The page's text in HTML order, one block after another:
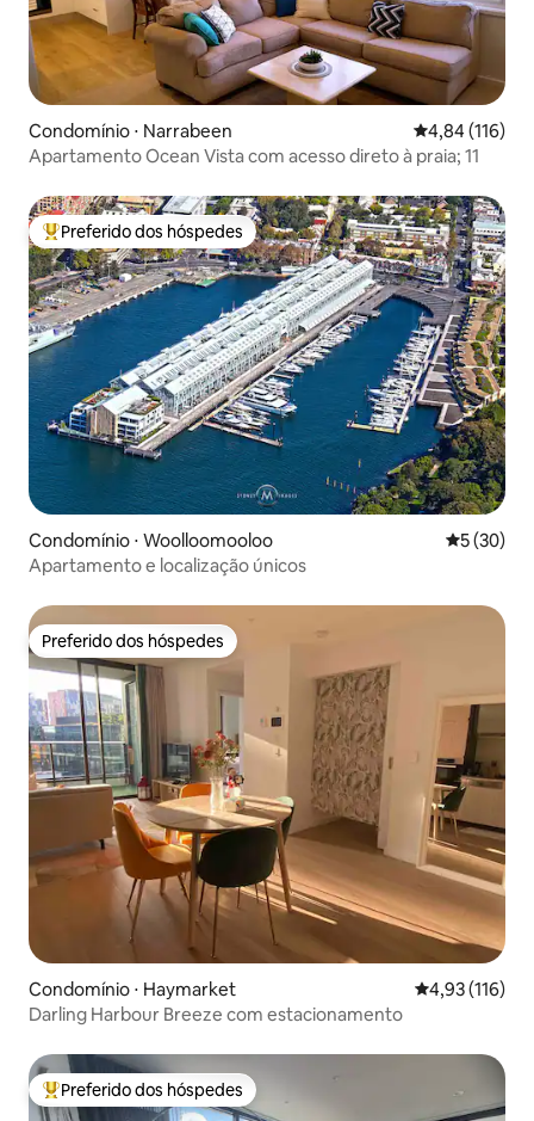
Condomínio ⋅ Narrabeen 4,84 de uma
4,84 (116)
Apartamento Ocean Vista com acesso direto à praia; 11
Entre os melhores preferidos dos hóspedes
Preferido dos hóspedes
Condomínio ⋅ Woolloomooloo 5 de uma
5 (30)
Apartamento e localização únicos
Preferido dos hóspedes
Preferido dos hóspedes
Condomínio ⋅ Haymarket 4,93 de uma
4,93 (116)
Darling Harbour Breeze com estacionamento
Entre os melhores preferidos dos hóspedes
Preferido dos hóspedes